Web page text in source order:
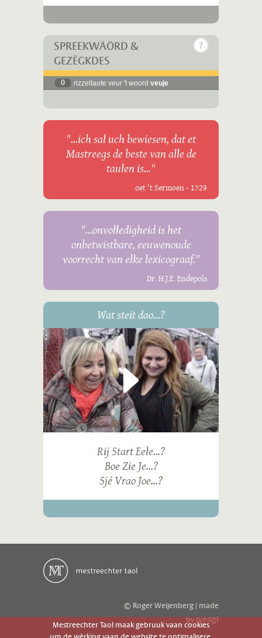
SPREEKWÄÖRD &
GEZÈGKDES
0 rizzeltaote veur 't woord veuje
"...ich sal uch bewiesen, dat et
Mastreegs de beste van alle de
taulen is..."
oet 't Sermoen - 1729
"...onvolledigheid is het
onbetwistbare, eeuwenoude
voorrecht van elke lexicograaf."
Dr. H.J.E. Endepols
Wat steit dao...?
Rij Start Eele...?
Boe Zie Je...?
Sjé Vrao Joe...?
© Roger Weijenberg | made
byivengi
Mestreechter Taol maak gebruuk vaan cookies